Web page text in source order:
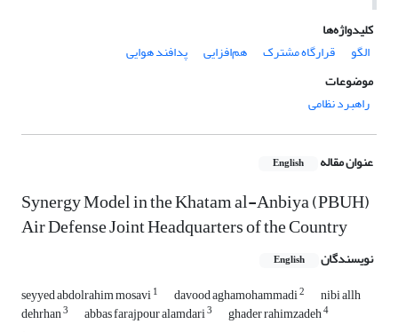
کلیدواژه‌ها
الگو
قرارگاه مشترک هم‌افزایی
پدافند هوایی
موضوعات
راهبرد نظامی
عنوان مقاله English
Synergy Model in the Khatam al-Anbiya (PBUH)
Air Defense Joint Headquarters of the Country
نویسندگان English
seyyed abdolrahim mosavi1 davood aghamohammadi2 nibi allh
dehrhan3 abbas farajpour alamdari3 ghader rahimzadeh4